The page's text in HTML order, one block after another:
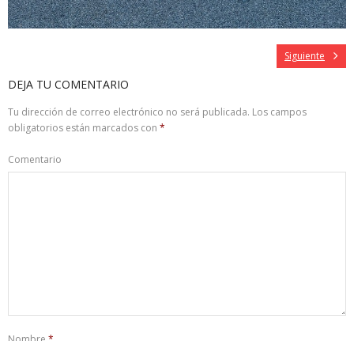
Siguiente
DEJA TU COMENTARIO
Tu dirección de correo electrónico no será publicada. Los campos
obligatorios están marcados con *
Comentario